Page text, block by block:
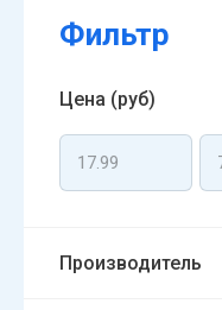
Фильтр
Цена (руб)
Производитель